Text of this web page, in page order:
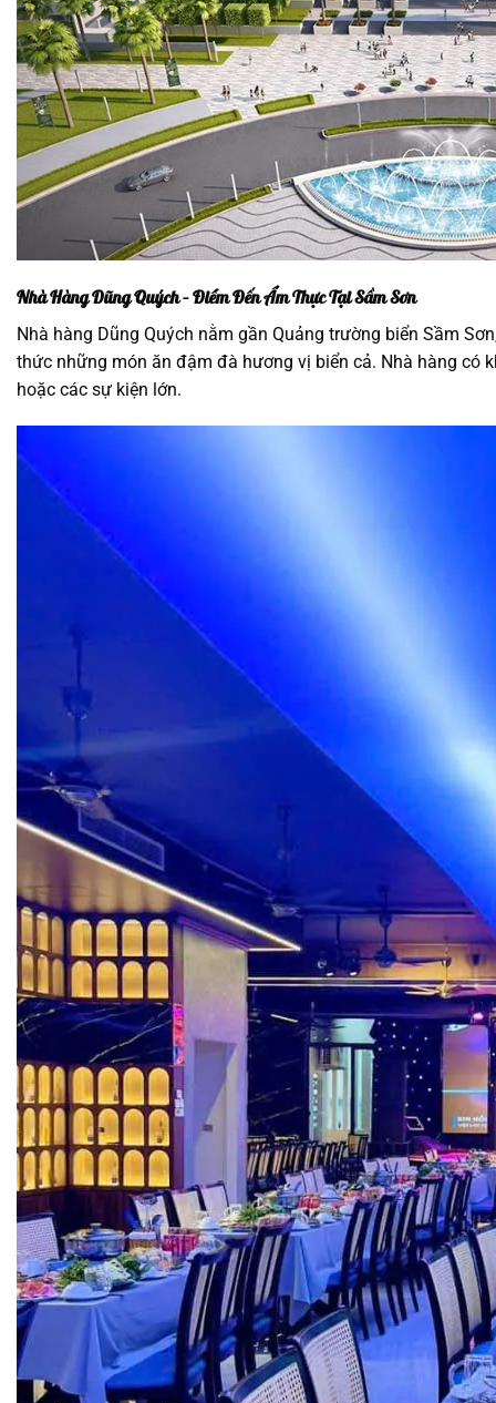
Nhà Hàng Dũng Quých – Điểm Đến Ẩm Thực Tại Sầm Sơn
Nhà hàng Dũng Quých nằm gần Quảng trường biển Sầm
thức những món ăn đậm đà hương vị biển cả. Nhà hàng có
hoặc các sự kiện lớn.